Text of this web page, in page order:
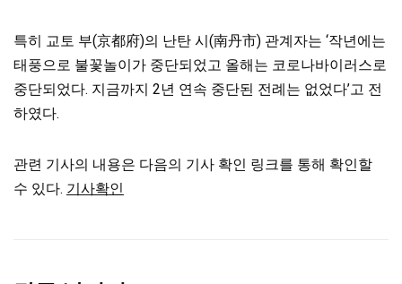
특히 교토 부(京都府)의 난탄 시(南丹市) 관계자는 ‘작년에는
태풍으로 불꽃놀이가 중단되었고 올해는 코로나바이러스로
중단되었다. 지금까지 2년 연속 중단된 전례는 없었다’고 전
하였다.
관련 기사의 내용은 다음의 기사 확인 링크를 통해 확인할
수 있다. 기사확인